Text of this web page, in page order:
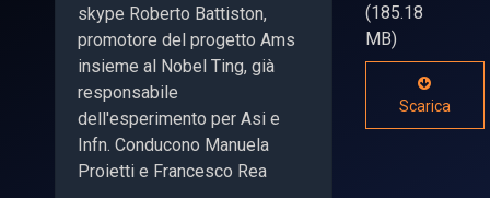
skype Roberto Battiston,
promotore del progetto Ams
insieme al Nobel Ting, già
responsabile
dell'esperimento per Asi e
Infn. Conducono Manuela
Proietti e Francesco Rea
(185.18
MB)
Scarica